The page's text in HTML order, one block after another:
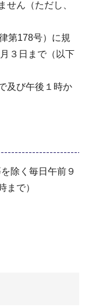
せん（ただし、
第178号）に規
３日まで（以下
及び午後１時か
除く毎日午前９
まで）